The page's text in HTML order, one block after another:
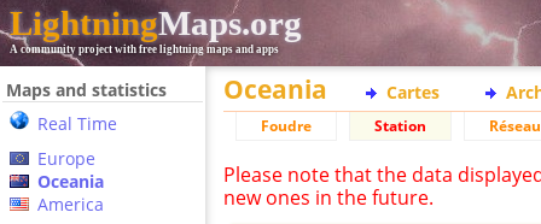
LightningMaps.org
A community project with free lightning maps and apps
Maps and statistics
Real Time
Europe
Oceania
America
Oceania Cartes
Foudre Station Réseau
Please note that the data
new ones in the future.